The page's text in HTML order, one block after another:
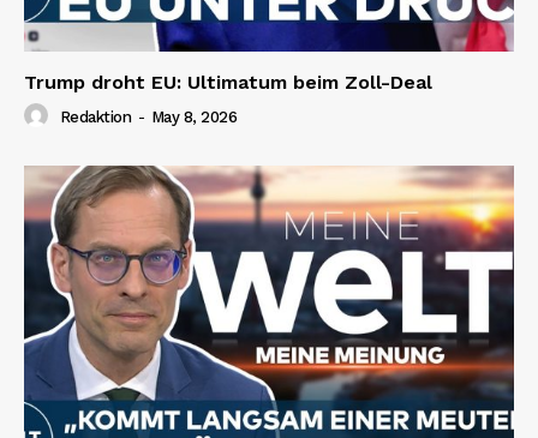
Trump droht EU: Ultimatum beim Zoll-Deal
Redaktion - May 8, 2026